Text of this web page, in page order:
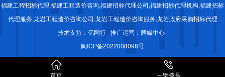
福建工程招标代理,福建工程造价咨询,福建招标代理公司,福建招标代理机构,福建招标
代理服务,龙岩工程造价咨询公司,龙岩工程造价咨询服务,龙岩政府采购招标代理
技术支持： 亿网行 推广运营： 腾媒中心
闽ICP备2022008098号

首页

一键拨号